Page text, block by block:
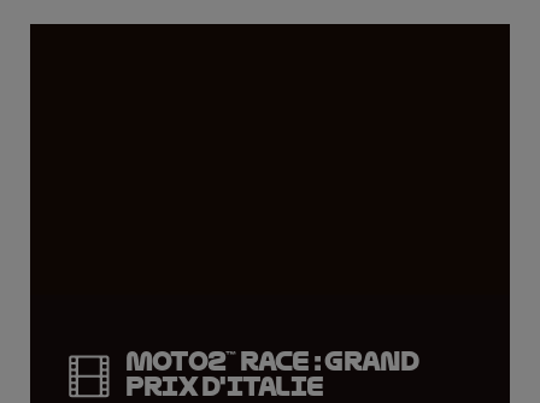
Moto2™ Race : Grand
Prix d'Italie